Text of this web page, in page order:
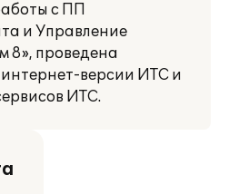
с ПП
и Управление
8», проведена
версии ИТС и
ИТС.